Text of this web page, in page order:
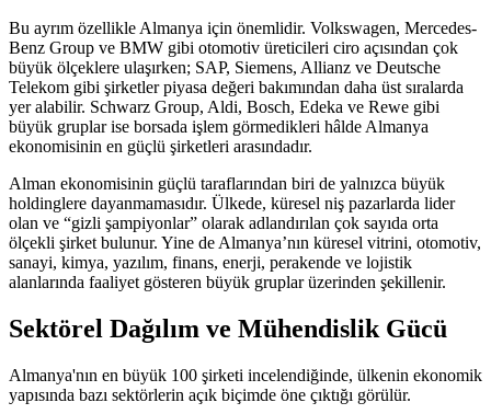
Bu ayrım özellikle Almanya için önemlidir. Volkswagen, Mercedes-
Benz Group ve BMW gibi otomotiv üreticileri ciro açısından çok
büyük ölçeklere ulaşırken; SAP, Siemens, Allianz ve Deutsche
Telekom gibi şirketler piyasa değeri bakımından daha üst sıralarda
yer alabilir. Schwarz Group, Aldi, Bosch, Edeka ve Rewe gibi
büyük gruplar ise borsada işlem görmedikleri hâlde Almanya
ekonomisinin en güçlü şirketleri arasındadır.
Alman ekonomisinin güçlü taraflarından biri de yalnızca büyük
holdinglere dayanmamasıdır. Ülkede, küresel niş pazarlarda lider
olan ve “gizli şampiyonlar” olarak adlandırılan çok sayıda orta
ölçekli şirket bulunur. Yine de Almanya’nın küresel vitrini, otomotiv,
sanayi, kimya, yazılım, finans, enerji, perakende ve lojistik
alanlarında faaliyet gösteren büyük gruplar üzerinden şekillenir.
Sektörel Dağılım ve Mühendislik Gücü
Almanya'nın en büyük 100 şirketi incelendiğinde, ülkenin ekonomik
yapısında bazı sektörlerin açık biçimde öne çıktığı görülür.